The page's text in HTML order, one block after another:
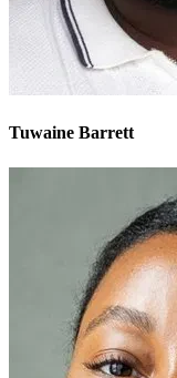
Tuwaine Barrett